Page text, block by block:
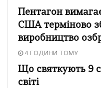
Пентагон
США терміново
виробництво
4 ГОДИНИ ТОМУ
Що святкують 9
світі